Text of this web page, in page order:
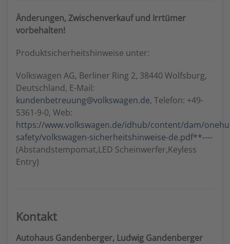
Änderungen, Zwischenverkauf und Irrtümer
vorbehalten!
Produktsicherheitshinweise unter:
Volkswagen AG, Berliner Ring 2, 38440 Wolfsburg,
Deutschland, E-Mail:
kundenbetreuung@volkswagen.de, Telefon: +49-
5361-9-0, Web:
https://www.volkswagen.de/idhub/content/dam/
safety/volkswagen-sicherheitshinweise-de.pdf**----
(Abstandstempomat,LED Scheinwerfer,Keyless
Entry)
Kontakt
Autohaus Gandenberger, Ludwig Gandenberger